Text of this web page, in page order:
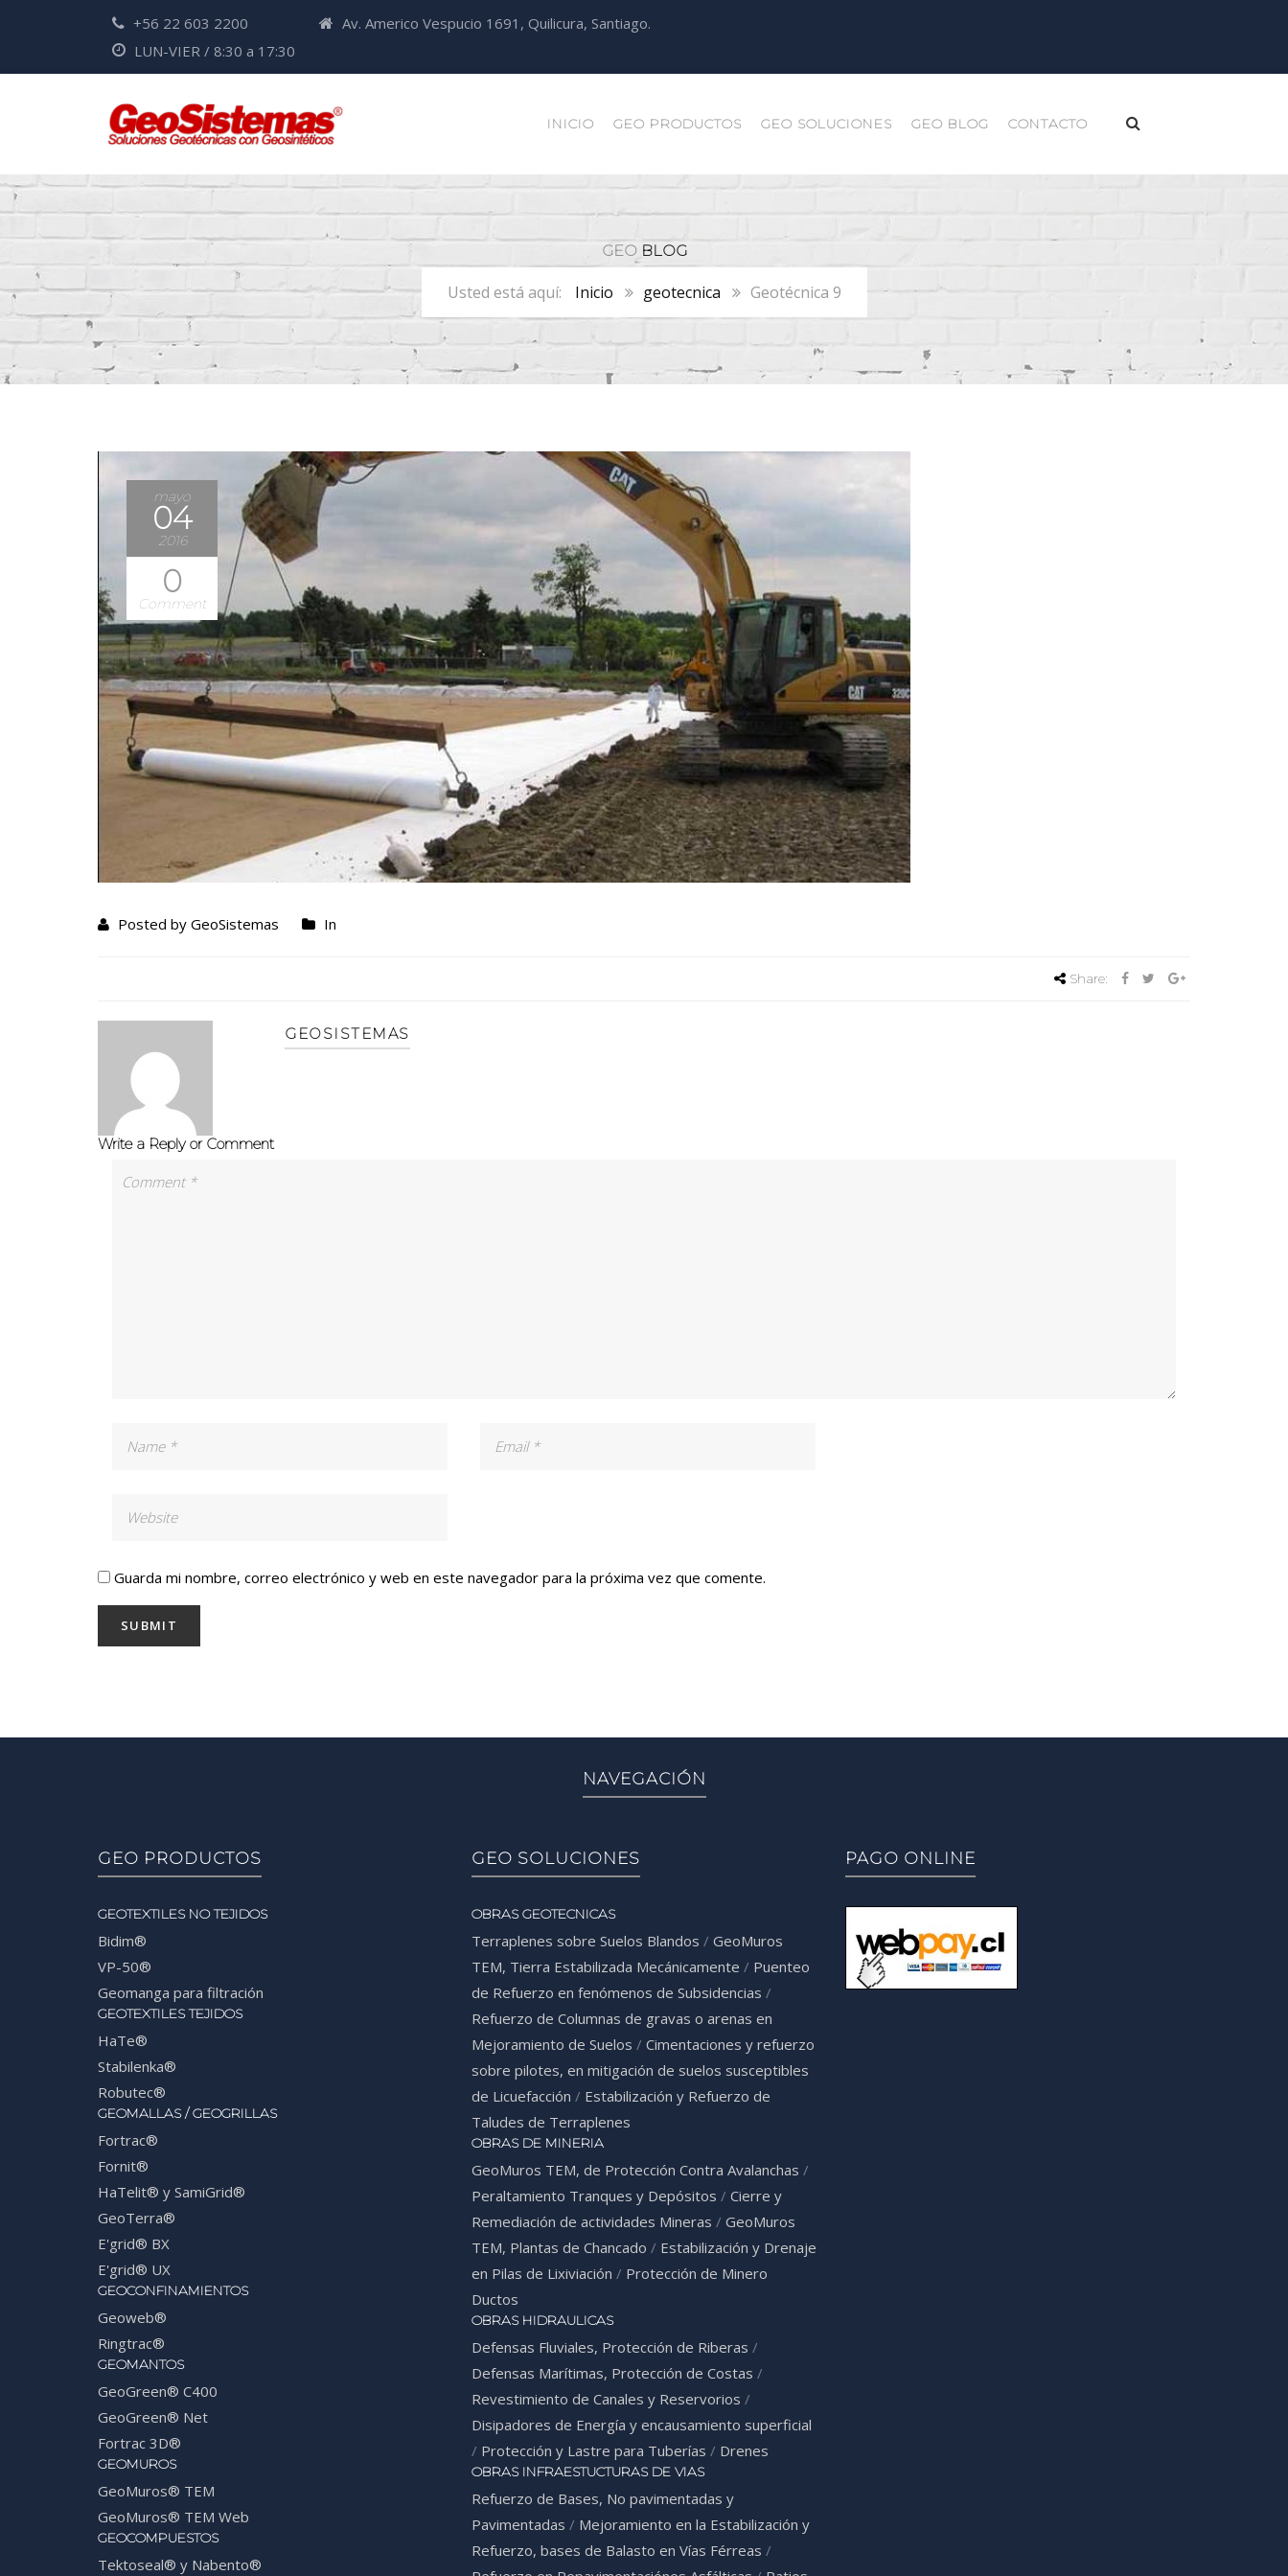
+56 22 603 2200
Av. Americo Vespucio 1691, Quilicura, Santiago.
LUN-VIER / 8:30 a 17:30
INICIO GEO PRODUCTOS GEO SOLUCIONES GEO BLOG CONTACTO
GEOBLOG
Inicio geotecnica Geotécnica 9
mayo
04
2016
0
Comment
Posted by GeoSistemas In
Share:
GEOSISTEMAS
Write a Reply or Comment
Guarda mi nombre, correo electrónico y web en este navegador para la próxima vez que comente.
NAVEGACIÓN
GEO PRODUCTOS
GEOTEXTILES NO TEJIDOS
Bidim®
VP-50®
Geomanga para filtración
GEOTEXTILES TEJIDOS
HaTe®
Stabilenka®
Robutec®
GEOMALLAS / GEOGRILLAS
Fortrac®
Fornit®
HaTelit® y SamiGrid®
GeoTerra®
E'grid® BX
E'grid® UX
GEOCONFINAMIENTOS
Geoweb®
Ringtrac®
GEOMANTOS
GeoGreen® C400
GeoGreen® Net
Fortrac 3D®
GEOMUROS
GeoMuros® TEM
GeoMuros® TEM Web
GEOCOMPUESTOS
Tektoseal® y Nabento®
GEO SOLUCIONES
OBRAS GEOTECNICAS
Terraplenes sobre Suelos Blandos / GeoMuros
TEM, Tierra Estabilizada Mecánicamente / Puenteo
de Refuerzo en fenómenos de Subsidencias /
Refuerzo de Columnas de gravas o arenas en
Mejoramiento de Suelos / Cimentaciones y refuerzo
sobre pilotes, en mitigación de suelos susceptibles
de Licuefacción / Estabilización y Refuerzo de
Taludes de Terraplenes
OBRAS DE MINERIA
GeoMuros TEM, de Protección Contra Avalanchas /
Peraltamiento Tranques y Depósitos / Cierre y
Remediación de actividades Mineras / GeoMuros
TEM, Plantas de Chancado / Estabilización y Drenaje
en Pilas de Lixiviación / Protección de Minero
Ductos
OBRAS HIDRAULICAS
Defensas Fluviales, Protección de Riberas /
Defensas Marítimas, Protección de Costas /
Revestimiento de Canales y Reservorios /
Disipadores de Energía y encausamiento superficial
/ Protección y Lastre para Tuberías / Drenes
OBRAS INFRAESTUCTURAS DE VIAS
Refuerzo de Bases, No pavimentadas y
Pavimentadas / Mejoramiento en la Estabilización y
Refuerzo, bases de Balasto en Vías Férreas /
PAGO ONLINE